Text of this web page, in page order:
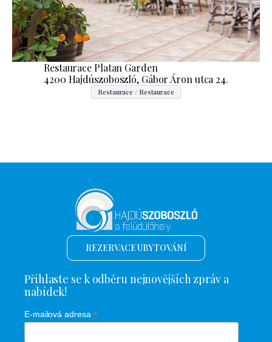
Restaurace Platan Garden
4200 Hajdúszoboszló, Gábor Áron utca 24.
Restaurace / Restaurace
REZERVACE UBYTOVÁNÍ
Přihlaste se k odběru nejnovějších zpráv a
nabídek!
E-mailová adresa*